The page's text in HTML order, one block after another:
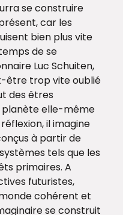
se construire
car les
bien plus vite
de se
Luc Schuiten,
être trop vite oublié
des êtres
planète elle-même
il imagine
à partir de
tels que les
primaires. A
futuristes,
cohérent et
se construit